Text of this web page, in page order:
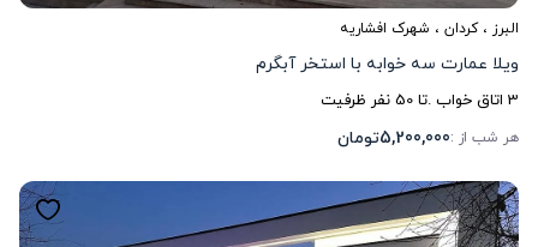
البرز ،کردان ، شهرک افشاریه
ویلا عمارت سه خوابه با استخر آبگرم
3 اتاق خواب .تا50نفر ظرفیت
هر شب از :5,200,000تومان